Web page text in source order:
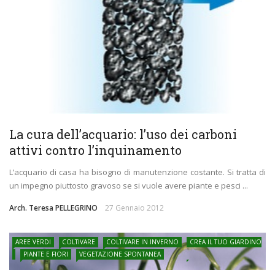
La cura dell’acquario: l’uso dei carboni
attivi contro l’inquinamento
L’acquario di casa ha bisogno di manutenzione costante. Si tratta di
un impegno piuttosto gravoso se si vuole avere piante e pesci ...
Arch. Teresa PELLEGRINO 27 Gennaio 2012
AREE VERDI COLTIVARE COLTIVARE IN INVERNO
CREA IL TUO GIARDINO
PIANTE E FIORI
VEGETAZIONE SPONTANEA